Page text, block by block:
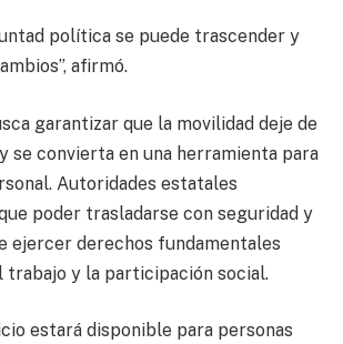
política se puede trascender y
afirmó.
garantizar que la movilidad deje de
se convierta en una herramienta para
Autoridades estatales
poder trasladarse con seguridad y
ejercer derechos fundamentales
trabajo y la participación social.
estará disponible para personas